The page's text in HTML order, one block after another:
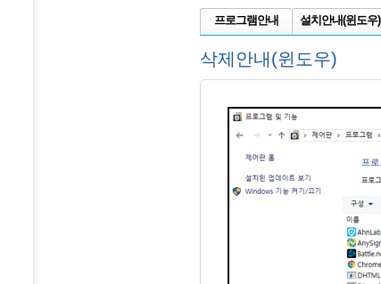
프로그램안내 설치안내(윈도우)
삭제안내(윈도우)